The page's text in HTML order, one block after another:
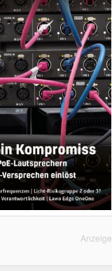
Anzeige